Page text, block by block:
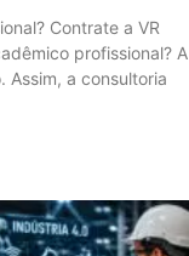
Contrate a VR
profissional? A
Assim, a consultoria